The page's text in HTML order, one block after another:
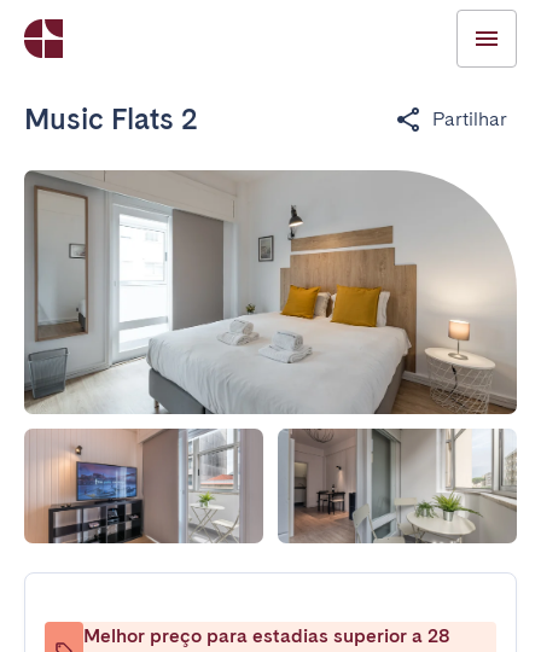
Music Flats 2 Partilhar
Melhor preço para estadias superior a 28